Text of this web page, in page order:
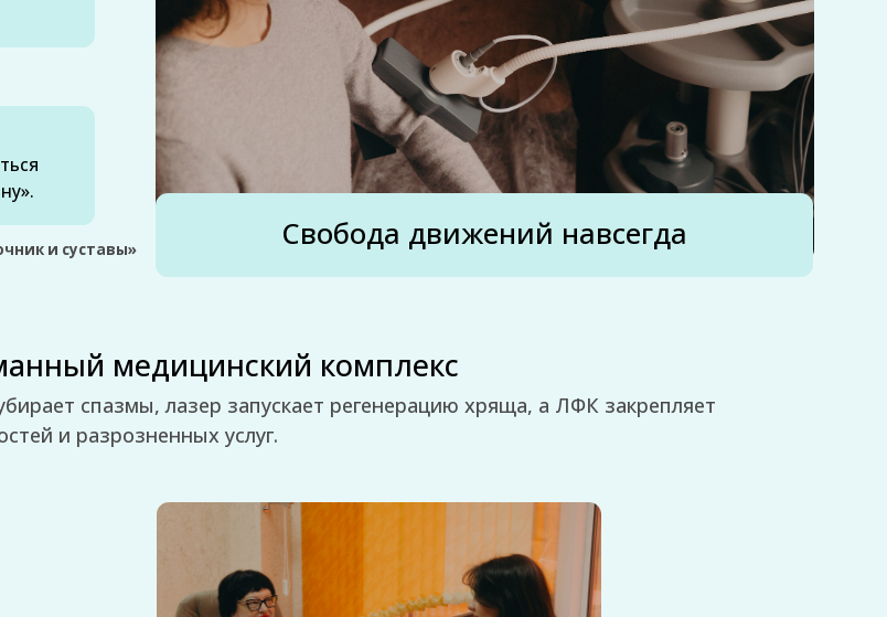
медицинский комплекс
лазер запускает регенерацию хряща, а ЛФК закрепляет
услуг.
Свобода движений навсегда